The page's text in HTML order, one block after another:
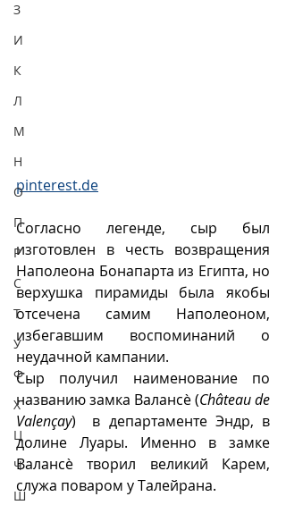
З
И
К
Л
М
Н
О
П
Р
С
Т
У
Ф
Х
Ц
Ч
Ш
pinterest.de
Согласно легенде, сыр был
изготовлен в честь возвращения
Наполеона Бонапарта из Египта, но
верхушка пирамиды была якобы
отсечена самим Наполеоном,
избегавшим воспоминаний о
неудачной кампании.
Сыр получил наименование по
названию замка Валансè (Château de
Valençay)  в департаменте Эндр, в
долине Луары. Именно в замке
Валансè творил великий Карем,
служа поваром у Талейрана.